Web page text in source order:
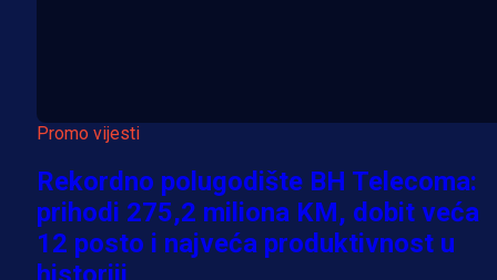
Promo vijesti
Rekordno polugodište BH Telecoma:
prihodi 275,2 miliona KM, dobit veća
12 posto i najveća produktivnost u